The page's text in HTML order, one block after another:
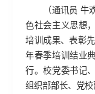
（通讯员
色社会主义思想
培训成果、表彰
年春季培训结业
行。校党委书记
组织部部长、党校